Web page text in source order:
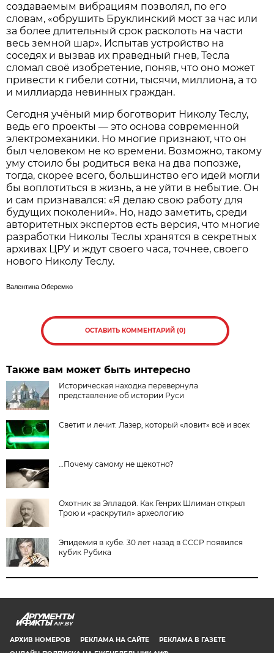
создаваемым вибрациям позволял, по его
словам, «обрушить Бруклинский мост за час или
за более длительный срок расколоть на части
весь земной шар». Испытав устройство на
соседях и вызвав их праведный гнев, Тесла
сломал своё изобретение, поняв, что оно может
привести к гибели сотни, тысячи, миллиона, а то
и миллиарда невинных граждан.
Сегодня учёный мир боготворит Николу Теслу,
ведь его проекты — это основа современной
электромеханики. Но многие признают, что он
был человеком не ко времени. Возможно, такому
уму стоило бы родиться века на два попозже,
тогда, скорее всего, большинство его идей могли
бы воплотиться в жизнь, а не уйти в небытие. Он
и сам признавался: «Я делаю свою работу для
будущих поколений». Но, надо заметить, среди
авторитетных экспертов есть версия, что многие
разработки Николы Теслы хранятся в секретных
архивах ЦРУ и ждут своего часа, точнее, своего
нового Николу Теслу.
Валентина Оберемко
ОСТАВИТЬ КОММЕНТАРИЙ (0)
Также вам может быть интересно
Историческая находка перевернула
представление об истории Руси
Светит и лечит. Лазер, который «ловит» всё и всех
…Почему самому не щекотно?
Охотник за Элладой. Как Генрих Шлиман открыл
Трою и «раскрутил» археологию
Эпидемия в кубе. 30 лет назад в СССР появился
кубик Рубика
AIF.BY
АРХИВ НОМЕРОВ РЕКЛАМА НА САЙТЕ
РЕКЛАМА В ГАЗЕТЕ